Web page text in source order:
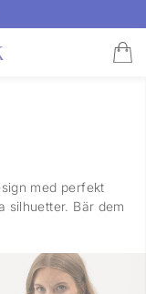
med perfekt
silhuetter. Bär dem